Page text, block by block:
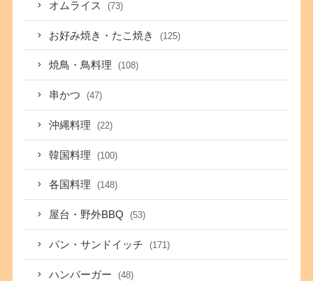
オムライス (73)
お好み焼き・たこ焼き (125)
焼鳥・鳥料理 (108)
串かつ (47)
沖縄料理 (22)
韓国料理 (100)
各国料理 (148)
屋台・野外BBQ (53)
パン・サンドイッチ (171)
ハンバーガー (48)